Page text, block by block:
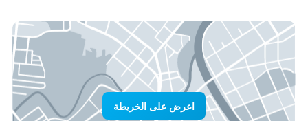
اعرض على الخريطة